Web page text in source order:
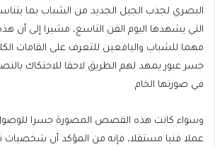
البصري لجذب الجيل الجديد من الشباب بما
التي يشهدها اليوم الفن التاسع، مشيرا إلى أن هذه
مهما للشباب واليافعين للتعرف على القامات
جسر عبور يمهد لهم الطريق لاحقا للاحتكاك
في صورتها الخام.
وسواء كانت هذه القصص المصورة جسرا للوصول
عملا فنيا مستقلا، فإنه من المؤكد أن شخصيات